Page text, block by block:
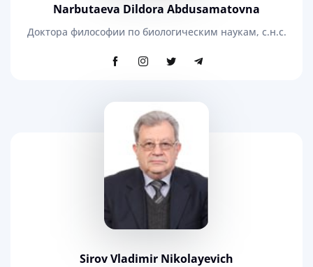
Narbutaeva Dildora Abdusamatovna
Доктора философии по биологическим наукам, с.н.с.
Sirov Vladimir Nikolayevich